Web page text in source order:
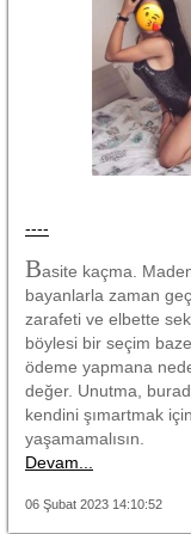
----
Basite kaçma.
bayanlarla zaman
zarafeti ve elbette
böylesi bir seçim
ödeme yapmana
değer. Unutma,
kendini şımartmak
yaşamamalısın.
Devam...
06 Şubat 2023 14:10:52